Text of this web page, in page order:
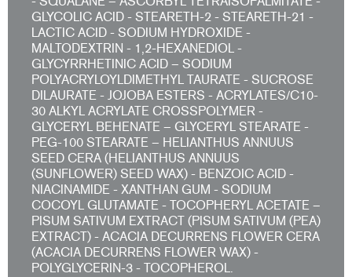
GLYCOLIC ACID - STEARETH-2 - STEARETH-21 -
LACTIC ACID - SODIUM HYDROXIDE -
MALTODEXTRIN - 1,2-HEXANEDIOL -
GLYCYRRHETINIC ACID – SODIUM
POLYACRYLOYLDIMETHYL TAURATE - SUCROSE
DILAURATE - JOJOBA ESTERS - ACRYLATES/C10-
30 ALKYL ACRYLATE CROSSPOLYMER -
GLYCERYL BEHENATE – GLYCERYL STEARATE -
PEG-100 STEARATE – HELIANTHUS ANNUUS
SEED CERA (HELIANTHUS ANNUUS
(SUNFLOWER) SEED WAX) - BENZOIC ACID -
NIACINAMIDE - XANTHAN GUM - SODIUM
COCOYL GLUTAMATE - TOCOPHERYL ACETATE –
PISUM SATIVUM EXTRACT (PISUM SATIVUM (PEA)
EXTRACT) - ACACIA DECURRENS FLOWER CERA
(ACACIA DECURRENS FLOWER WAX) -
POLYGLYCERIN-3 - TOCOPHEROL.